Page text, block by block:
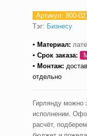
Артикул: 800-
Тэг: Бизнесу
▪ Материал:
▪ Срок заказа:
▪ Монтаж:
отдельно
Гирлянду можно
исполнении.
расчёт,